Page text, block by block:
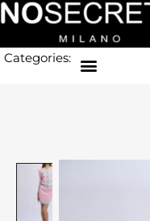
Categories: